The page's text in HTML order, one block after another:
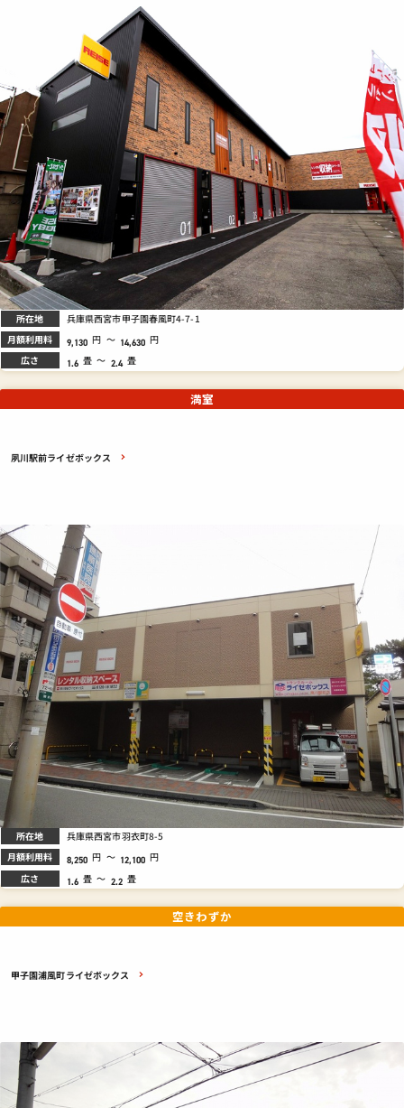
所在地 兵庫県西宮市甲子園春風町4-7-1
月額利用料 9,130 円 ～ 14,630 円
広さ 1.6 畳 ～ 2.4 畳
夙川駅前ライゼボックス
満室
所在地 兵庫県西宮市羽衣町8-5
月額利用料 8,250 円 ～ 12,100 円
広さ 1.6 畳 ～ 2.2 畳
甲子園浦風町ライゼボックス
空きわずか